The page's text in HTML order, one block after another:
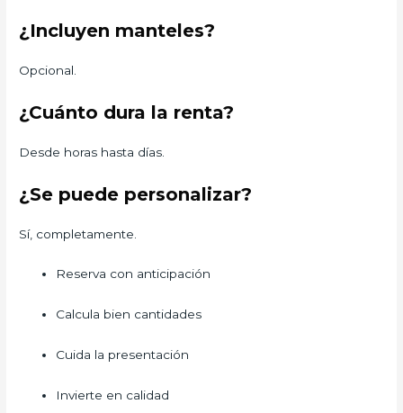
¿Incluyen manteles?
Opcional.
¿Cuánto dura la renta?
Desde horas hasta días.
¿Se puede personalizar?
Sí, completamente.
Reserva con anticipación
Calcula bien cantidades
Cuida la presentación
Invierte en calidad